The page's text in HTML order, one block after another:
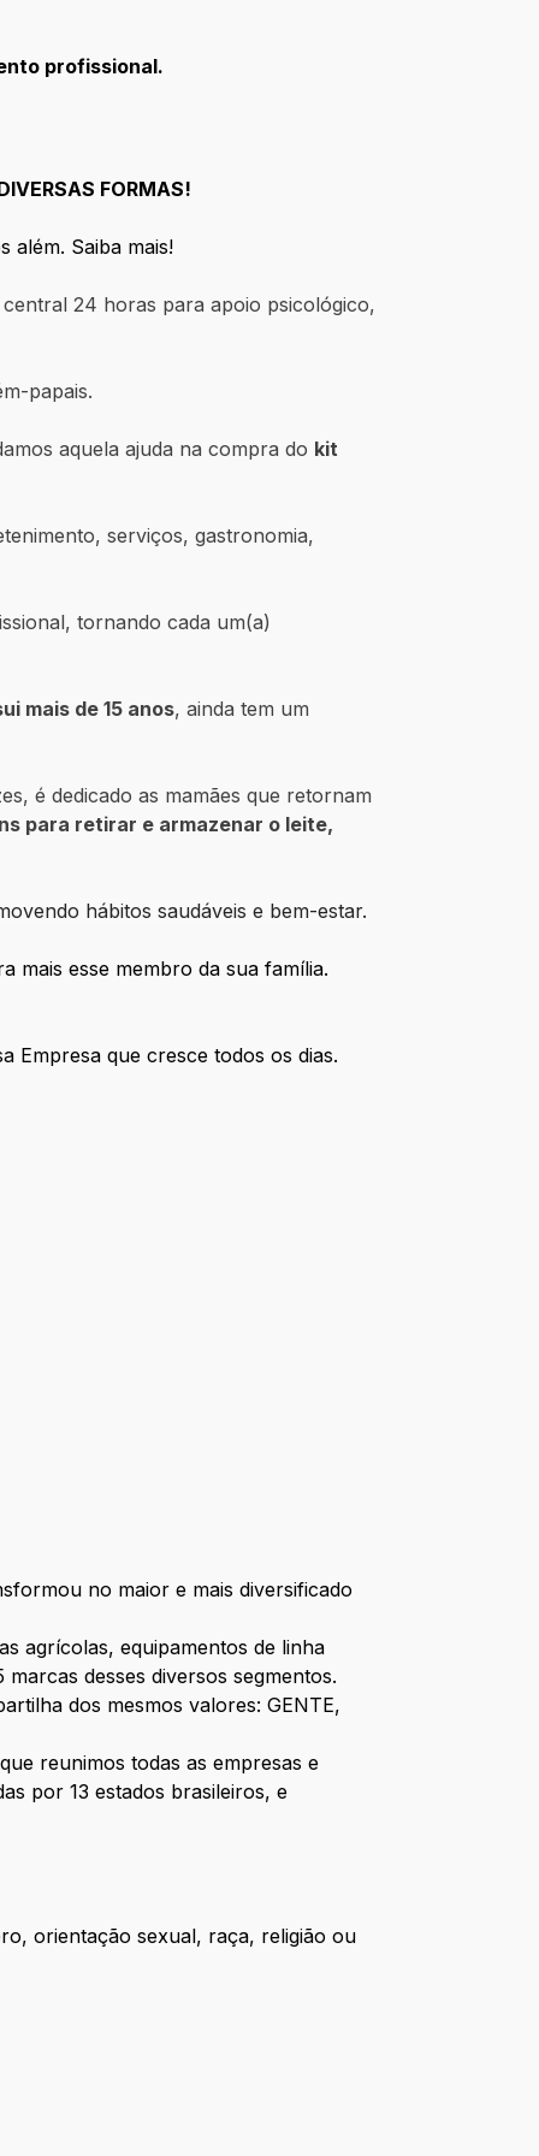
profissional.
FORMAS!
além. Saiba mais!
24 horas para apoio psicológico,
papais.
aquela ajuda na compra do kit
serviços, gastronomia,
tornando cada um(a)
mais de 15 anos, ainda tem um
é dedicado as mamães que retornam
para retirar e armazenar o leite,
hábitos saudáveis e bem-estar.
mais esse membro da sua família.
Empresa que cresce todos os dias.
no maior e mais diversificado
agrícolas, equipamentos de linha
desses diversos segmentos.
dos mesmos valores: GENTE,
reunimos todas as empresas e
por 13 estados brasileiros, e
orientação sexual, raça, religião ou